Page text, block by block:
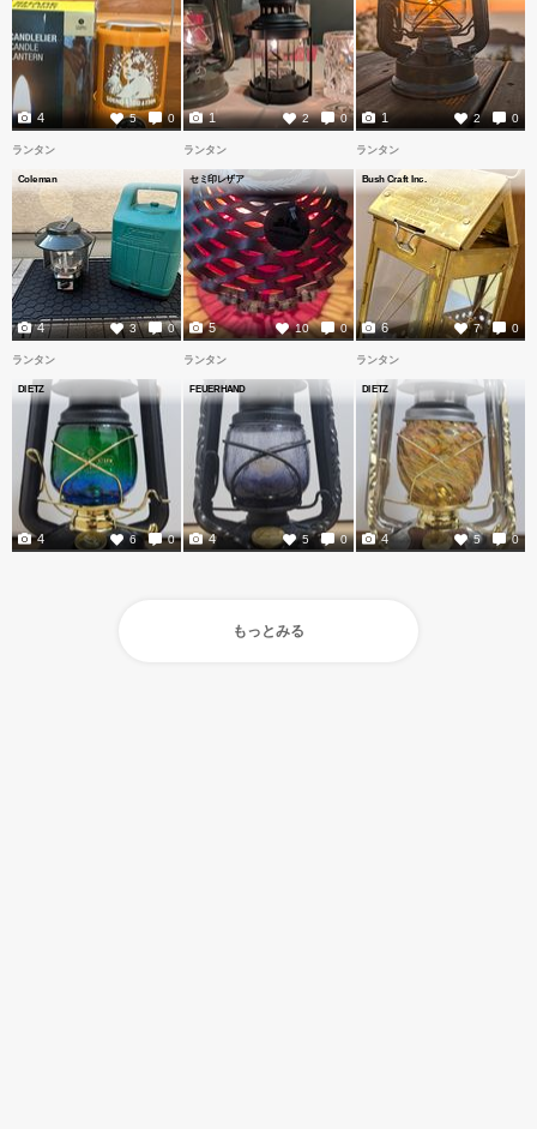
5 0
4 2 0
1 2 0
1
ランタン
Coleman
3 0
4
ランタン
セミ印レザア
10 0
5
ランタン
Bush Craft Inc.
7 0
6
ランタン
DIETZ
6 0
4
ランタン
FEUERHAND
5 0
4
ランタン
DIETZ
5 0
4
もっとみる